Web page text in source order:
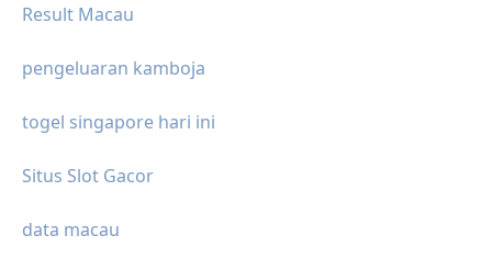
Result Macau
pengeluaran kamboja
togel singapore hari ini
Situs Slot Gacor
data macau